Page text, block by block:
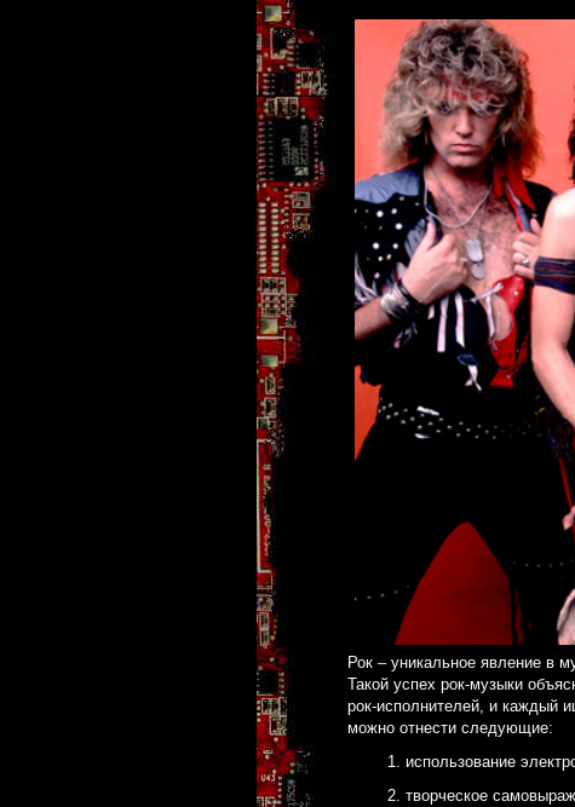
Рок – уникальное явление в
Такой успех рок-музыки
рок-исполнителей, и каждый
можно отнести следующие:
использование
творческое